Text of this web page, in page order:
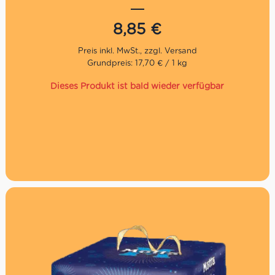
Klassischer Panettone mit Rosinen und kandierten
Traditionelle Herstellung, luftiger Teig, fein-fruchtiger
Perfekt für kleine Haushalte oder als festliches
Geschenk
8,85 €
Grundpreis: 17,70 € / 1 kg
Dieses Produkt ist bald wieder verfügbar